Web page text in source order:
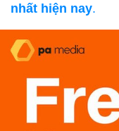
nhất hiện nay.